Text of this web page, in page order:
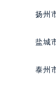
扬州
盐城
泰州